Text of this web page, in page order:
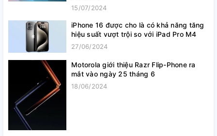
15/07/2024
iPhone 16 được cho là có khả năng tăng
hiệu suất vượt trội so với iPad Pro M4
27/06/2024
Motorola giới thiệu Razr Flip-Phone ra
mắt vào ngày 25 tháng 6
18/06/2024